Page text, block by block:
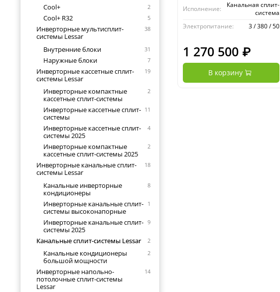
Исполнение:
Канальная сплит-
система
Электропитание:
3 / 380 / 50
1 270 500 ₽
В корзину
Cool+ 2
Cool+ R32 5
Инверторные мультисплит-
системы Lessar
38
Внутренние блоки 31
Наружные блоки 7
Инверторные кассетные сплит-
системы Lessar
19
Инверторные компактные
кассетные сплит-системы
2
Инверторные кассетные сплит-
системы
11
Инверторные кассетные сплит-
системы 2025
4
Инверторные компактные
кассетные сплит-системы 2025
2
Инверторные канальные сплит-
системы Lessar
18
Канальные инверторные
кондиционеры
8
Инверторные канальные сплит-
системы высоконапорные
1
Инверторные канальные сплит-
системы 2025
9
Канальные сплит-системы Lessar 2
Канальные кондиционеры
большой мощности
2
Инверторные напольно-
потолочные сплит-системы
Lessar
14